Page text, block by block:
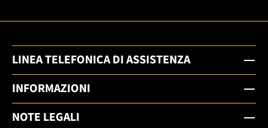
LINEA TELEFONICA DI ASSISTENZA
INFORMAZIONI
NOTE LEGALI